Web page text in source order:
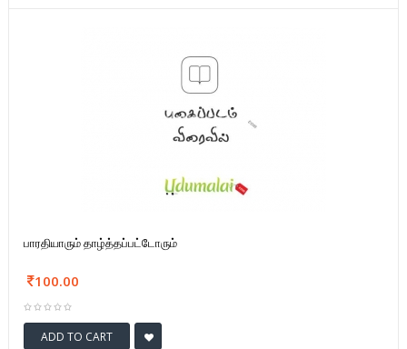
பாரதியாரும் தாழ்த்தப்பட்டோரும்
100.00
ADD TO CART